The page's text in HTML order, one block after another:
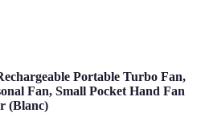
Portable Turbo Fan,
Fan, Small Pocket Hand Fan
(Blanc)